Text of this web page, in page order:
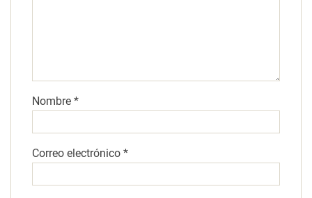
Nombre *
Correo electrónico *